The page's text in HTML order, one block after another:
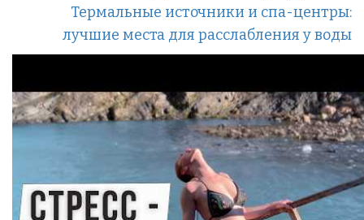
Термальные источники и спа-центры:
лучшие места для расслабления у воды